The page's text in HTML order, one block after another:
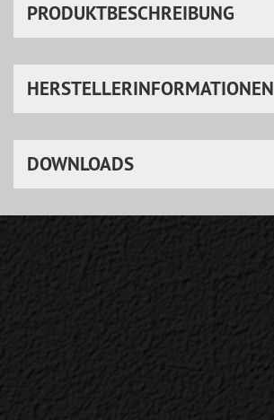
PRODUKTBESCHREIBUNG
HERSTELLERINFORMATIONEN
DOWNLOADS